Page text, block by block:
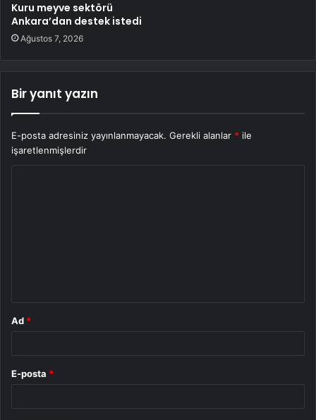
Kuru meyve sektörü
Ankara’dan destek istedi
Ağustos 7, 2026
Bir yanıt yazın
E-posta adresiniz yayınlanmayacak. Gerekli alanlar * ile
işaretlenmişlerdir
Ad *
E-posta *